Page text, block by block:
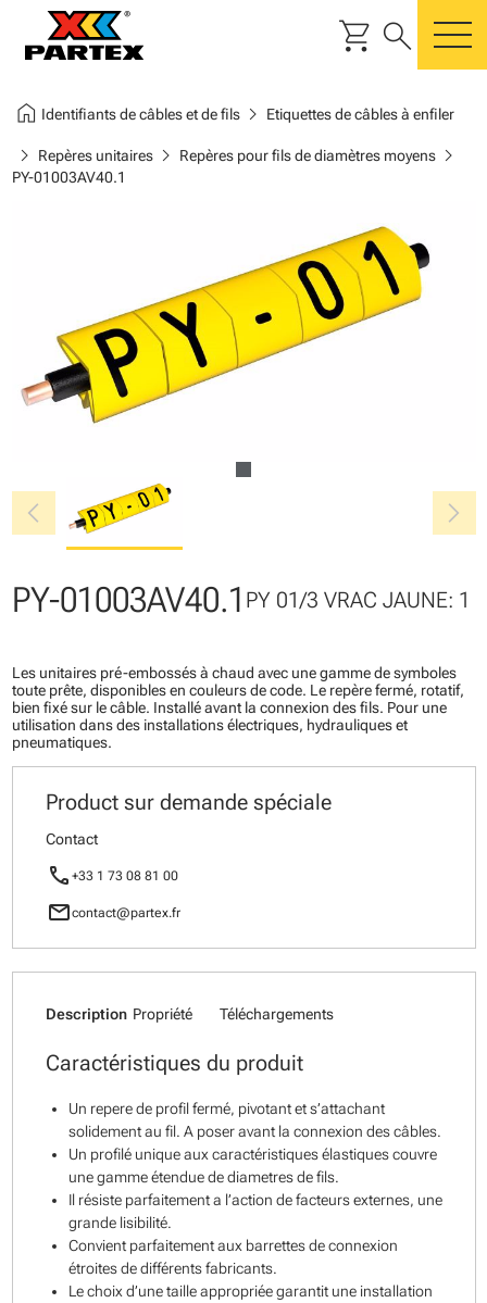
shopping_cart search
home Identifiants de câbles et de filschevron_right Etiquettes de câbles à enfiler
chevron_right Repères unitaireschevron_right Repères pour fils de diamètres moyenschevron_right
PY-01003AV40.1
chevron_left chevron_right
PY-01003AV40.1 PY 01/3 VRAC JAUNE: 1
Les unitaires pré-embossés à chaud avec une gamme de symboles
toute prête, disponibles en couleurs de code. Le repère fermé, rotatif,
bien fixé sur le câble. Installé avant la connexion des fils. Pour une
utilisation dans des installations électriques, hydrauliques et
pneumatiques.
Product sur demande spéciale
Contact
call +33 1 73 08 81 00
mailcontact@partex.fr
Description Propriété Téléchargements
Caractéristiques du produit
Un repere de profil fermé, pivotant et s’attachant
solidement au fil. A poser avant la connexion des câbles.
Un profilé unique aux caractéristiques élastiques couvre
une gamme étendue de diametres de fils.
Il résiste parfaitement a l’action de facteurs externes, une
grande lisibilité.
Convient parfaitement aux barrettes de connexion
étroites de différents fabricants.
Le choix d’une taille appropriée garantit une installation